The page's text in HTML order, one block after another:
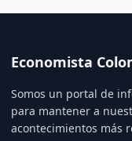
Economista
Somos un portal de
para mantener a
acontecimientos más